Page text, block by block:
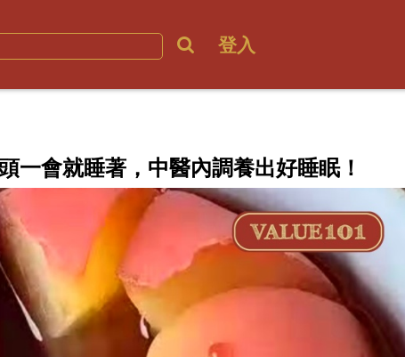
登入
一會就睡著，中醫內調養出好睡眠！